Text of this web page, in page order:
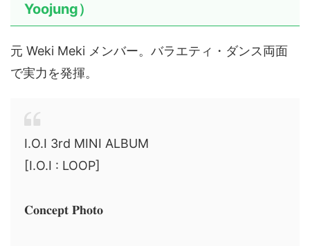
Yoojung）
元 Weki Meki メンバー。バラエティ・ダンス両面
で実力を発揮。
I.O.I 3rd MINI ALBUM
[I.O.I : LOOP]
𝐂𝐨𝐧𝐜𝐞𝐩𝐭 𝐏𝐡𝐨𝐭𝐨